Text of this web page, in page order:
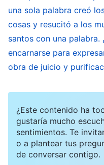
imagen encarnada
los hombres. Es
usará la verdad para
alrededor del mundo
verdades sean
con la verdad).
Dios Todopoderoso
una sola palabra creó
cosas y resucitó a los
santos con una palabra.
encarnarse para
obra de juicio y
¿Este contenido ha
gustaría mucho
sentimientos. Te
o a plantear tus
de conversar contigo.